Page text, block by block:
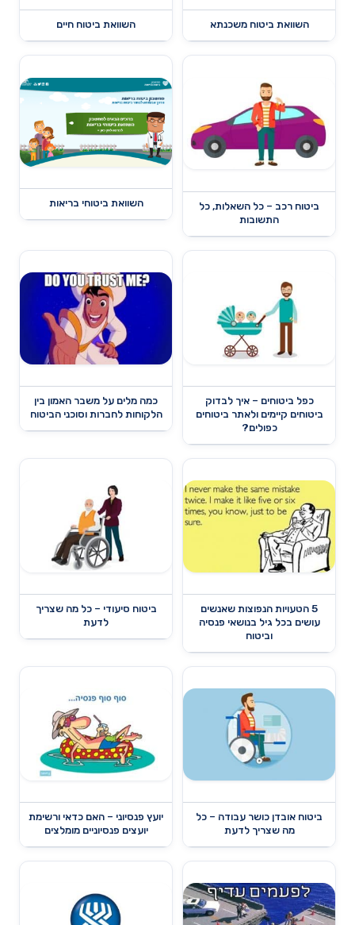
השוואת ביטוח משכנתא השוואת ביטוח חיים
ביטוח רכב – כל השאלות, כל
התשובות
השוואת ביטוחי בריאות
כפל ביטוחים – איך לבדוק
ביטוחים קיימים ולאתר ביטוחים
כפולים?
כמה מלים על משבר האמון בין
הלקוחות לחברות וסוכני הביטוח
5 הטעויות הנפוצות שאנשים
עושים בכל גיל בנושאי פנסיה
וביטוח
ביטוח סיעודי – כל מה שצריך
לדעת
ביטוח אובדן כושר עבודה – כל
מה שצריך לדעת
יועץ פנסיוני – האם כדאי ורשימת
יועצים פנסיוניים מומלצים